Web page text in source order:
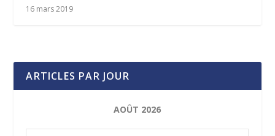
16 mars 2019
ARTICLES PAR JOUR
AOÛT 2026